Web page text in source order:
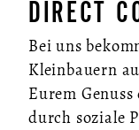
DIRECT
Bei uns
Kleinbauern
Eurem
durch soziale